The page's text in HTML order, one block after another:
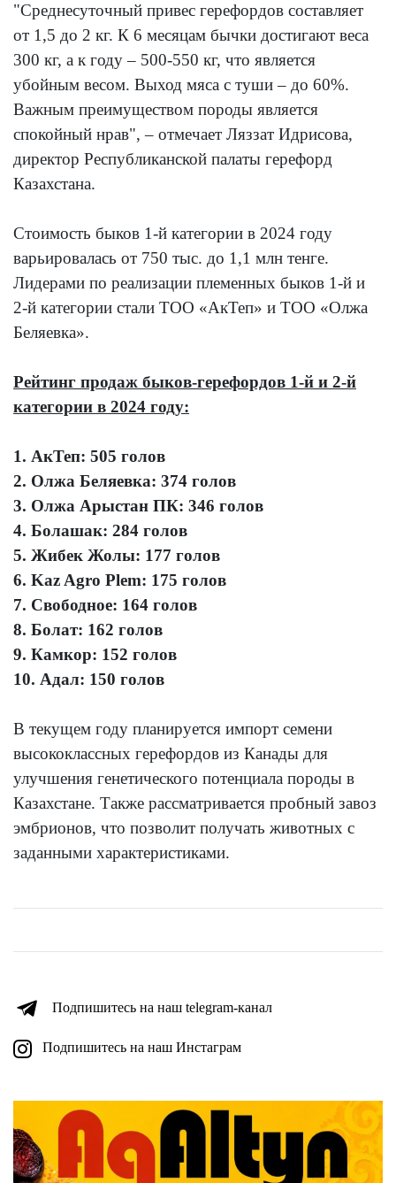
"Среднесуточный привес герефордов составляет
от 1,5 до 2 кг. К 6 месяцам бычки достигают веса
300 кг, а к году – 500-550 кг, что является
убойным весом. Выход мяса с туши – до 60%.
Важным преимуществом породы является
спокойный нрав", – отмечает Ляззат Идрисова,
директор Республиканской палаты герефорд
Казахстана.
Стоимость быков 1-й категории в 2024 году
варьировалась от 750 тыс. до 1,1 млн тенге.
Лидерами по реализации племенных быков 1-й и
2-й категории стали ТОО «АкТеп» и ТОО «Олжа
Беляевка».
Рейтинг продаж быков-герефордов 1-й и 2-й
категории в 2024 году:
1. АкТеп: 505 голов
2. Олжа Беляевка: 374 голов
3. Олжа Арыстан ПК: 346 голов
4. Болашак: 284 голов
5. Жибек Жолы: 177 голов
6. Kaz Agro Plem: 175 голов
7. Свободное: 164 голов
8. Болат: 162 голов
9. Камкор: 152 голов
10. Адал: 150 голов
В текущем году планируется импорт семени
высококлассных герефордов из Канады для
улучшения генетического потенциала породы в
Казахстане. Также рассматривается пробный завоз
эмбрионов, что позволит получать животных с
заданными характеристиками.
Подпишитесь на наш telegram-канал
Подпишитесь на наш Инстаграм